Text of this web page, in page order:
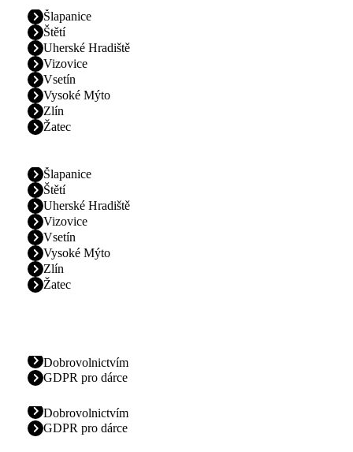
Šlapanice
Štětí
Uherské Hradiště
Vizovice
Vsetín
Vysoké Mýto
Zlín
Žatec
Šlapanice
Štětí
Uherské Hradiště
Vizovice
Vsetín
Vysoké Mýto
Zlín
Žatec
Dobrovolnictvím
GDPR pro dárce
Dobrovolnictvím
GDPR pro dárce